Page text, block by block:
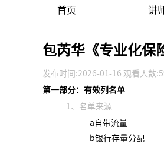
首页 讲
包芮华《专业化保
发布时间:2026-01-16 观看人数
第一部分： 有效列名单
1、名单来源
a自带流量
b银行存量分配